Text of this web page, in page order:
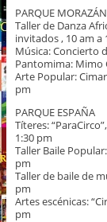
PARQUE MORAZÁN
Taller de Danza
invitados , 10 am a
Música: Concierto
Pantomima: Mimo
Arte Popular:
pm
PARQUE ESPAÑA
Títeres:
1:30 pm
Taller Baile
pm
Taller de baile de
pm
Artes escénicas:
pm